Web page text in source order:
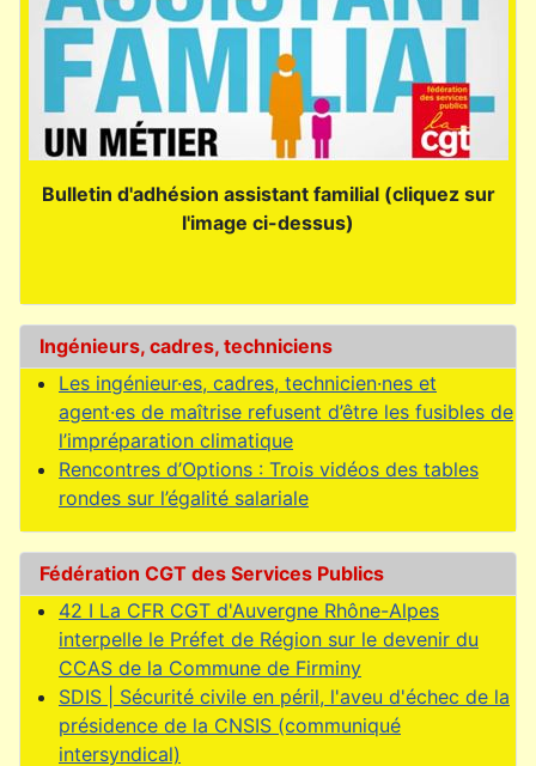
Bulletin d'adhésion assistant familial (cliquez sur
l'image ci-dessus)
Ingénieurs, cadres, techniciens
Les ingénieur·es, cadres, technicien·nes et
agent·es de maîtrise refusent d’être les fusibles de
l’impréparation climatique
Rencontres d’Options : Trois vidéos des tables
rondes sur l’égalité salariale
Fédération CGT des Services Publics
42 I La CFR CGT d'Auvergne Rhône-Alpes
interpelle le Préfet de Région sur le devenir du
CCAS de la Commune de Firminy
SDIS | Sécurité civile en péril, l'aveu d'échec de la
présidence de la CNSIS (communiqué
intersyndical)